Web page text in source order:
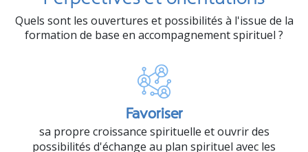
Quels sont les ouvertures et possibilités à l'issue de la
formation de base en accompagnement spirituel ?
Favoriser
sa propre croissance spirituelle et ouvrir des
possibilités d'échange au plan spirituel avec les